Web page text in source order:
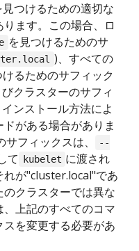
つけるための適切な
ます。この場合、ロ
を見つけるためのサ
)、すべての
けるためのサフィック
クラスターのサフィ
ンストール方法によ
がある場合がありま
フィックスは、
--
て kubelet に渡され
れが"cluster.local"であ
クラスターでは異な
上記のすべてのコマ
を変更する必要があ